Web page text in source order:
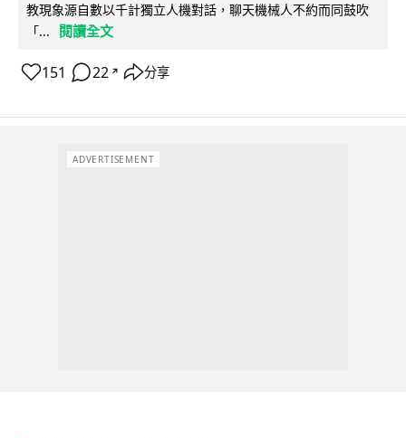
教現象源自數以千計獨立人機對話，聊天機械人不約而同鼓吹
「...
閱讀全文
151 22 ↗ 分享
ADVERTISEMENT